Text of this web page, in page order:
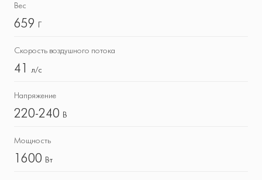
Вес
659 Г
Скорость воздушного потока
41 л/с
Напряжение
220-240 В
Мощность
1600 Вт